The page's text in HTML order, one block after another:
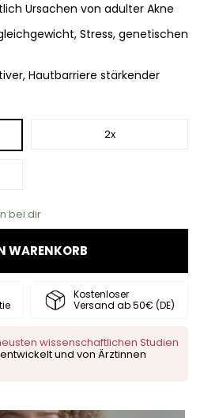
Ursachen von adulter Akne
Stress, genetischen
Hautbarriere stärkender
2x
bei dir
WARENKORB
Kostenloser
Versand ab 50€ (DE)
wissenschaftlichen Studien
und von Ärztinnen